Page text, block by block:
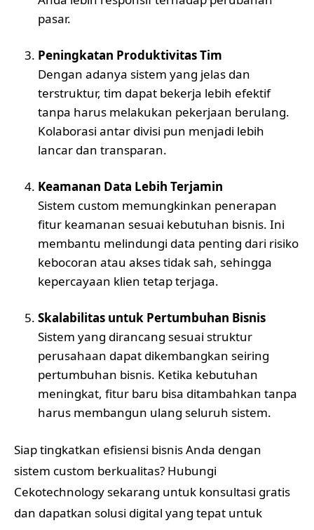
pasar.
Peningkatan Produktivitas Tim
Dengan adanya sistem yang jelas dan
terstruktur, tim dapat bekerja lebih efektif
tanpa harus melakukan pekerjaan berulang.
Kolaborasi antar divisi pun menjadi lebih
lancar dan transparan.
Keamanan Data Lebih Terjamin
Sistem custom memungkinkan penerapan
fitur keamanan sesuai kebutuhan bisnis. Ini
membantu melindungi data penting dari risiko
kebocoran atau akses tidak sah, sehingga
kepercayaan klien tetap terjaga.
Skalabilitas untuk Pertumbuhan Bisnis
Sistem yang dirancang sesuai struktur
perusahaan dapat dikembangkan seiring
pertumbuhan bisnis. Ketika kebutuhan
meningkat, fitur baru bisa ditambahkan tanpa
harus membangun ulang seluruh sistem.
Siap tingkatkan efisiensi bisnis Anda dengan
sistem custom berkualitas? Hubungi
Cekotechnology sekarang untuk konsultasi gratis
dan dapatkan solusi digital yang tepat untuk